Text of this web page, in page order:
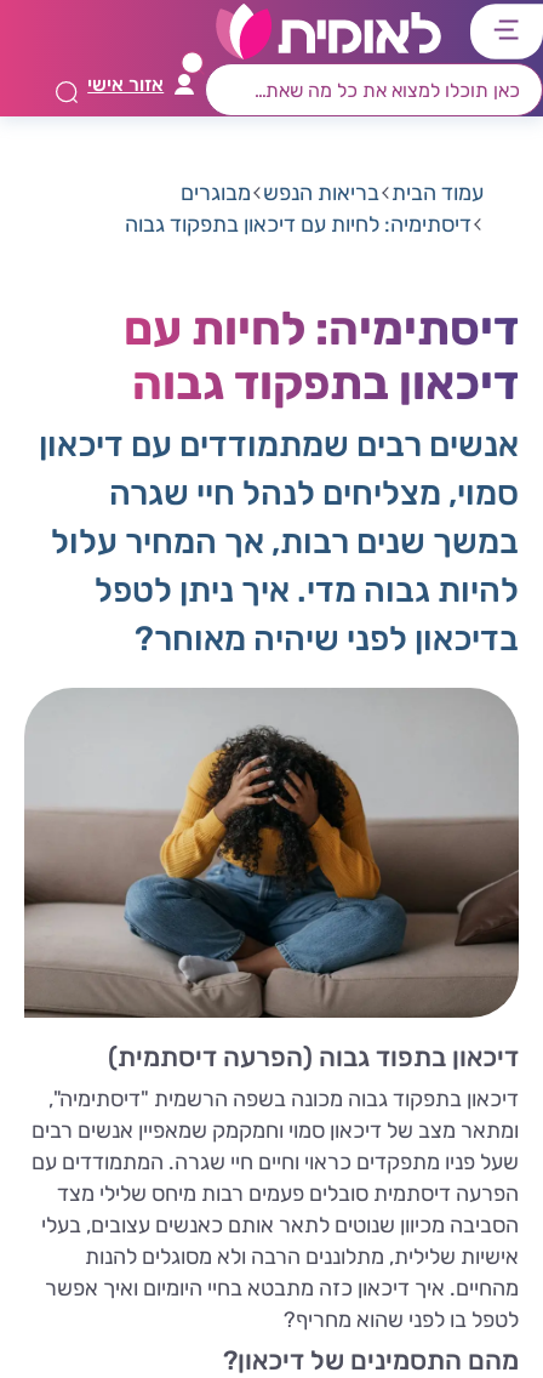
דלג
לתפריט
ראשי
דלג
לרכיב
חיפוש
דלג
לתוכן
מרכזי
דלג
לאזור
קישורים
אזור אישי
עמוד הבית בריאות הנפש מבוגרים
דיסתימיה: לחיות עם דיכאון בתפקוד גבוה
דיסתימיה: לחיות עם
דיכאון בתפקוד גבוה
אנשים רבים שמתמודדים עם דיכאון
סמוי, מצליחים לנהל חיי שגרה
במשך שנים רבות, אך המחיר עלול
להיות גבוה מדי. איך ניתן לטפל
בדיכאון לפני שיהיה מאוחר?
דיכאון בתפוד גבוה (הפרעה דיסתמית)
דיכאון בתפקוד גבוה מכונה בשפה הרשמית "דיסתימיה",
ומתאר מצב של דיכאון סמוי וחמקמק שמאפיין אנשים רבים
שעל פניו מתפקדים כראוי וחיים חיי שגרה. המתמודדים עם
הפרעה דיסתמית סובלים פעמים רבות מיחס שלילי מצד
הסביבה מכיוון שנוטים לתאר אותם כאנשים עצובים, בעלי
אישיות שלילית, מתלוננים הרבה ולא מסוגלים להנות
מהחיים. איך דיכאון כזה מתבטא בחיי היומיום ואיך אפשר
לטפל בו לפני שהוא מחריף?
מהם התסמינים של דיכאון?